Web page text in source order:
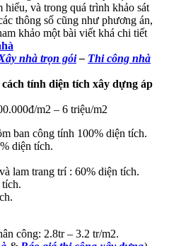
và trong quá trình khảo sát
thông số cũng như phương án,
khảo một bài viết khá chi tiết
nhà trọn gói– Thi công nhà
tính diện tích xây dựng áp
m2 – 6 triệu/m2
ban công tính 100% diện tích.
diện tích.
lam trang trí : 60% diện tích.
công: 2.8tr – 3.2 tr/m2.